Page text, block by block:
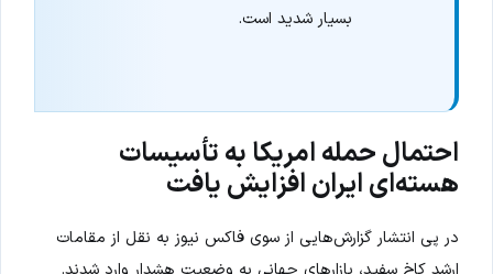
بسیار شدید است.
احتمال حمله امریکا به تأسیسات
هسته‌ای ایران افزایش یافت
در پی انتشار گزارش‌هایی از سوی فاکس نیوز به نقل از مقامات